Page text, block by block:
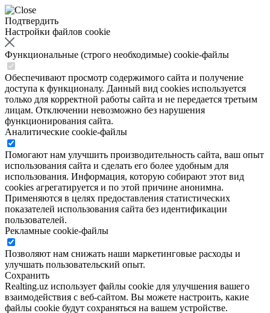
Подтвердить
Настройки файлов cookie
Функциональные (строго необходимые) cookie-файлы
Обеспечивают просмотр содержимого сайта и получение
доступа к функционалу. Данный вид cookies используется
только для корректной работы сайта и не передается третьим
лицам. Отключении невозможно без нарушения
функционирования сайта.
Аналитические cookie-файлы
Помогают нам улучшить производительность сайта, ваш опыт
использования сайта и сделать его более удобным для
использования. Информация, которую собирают этот вид
cookies агрегатируется и по этой причине анонимна.
Применяются в целях предоставления статистических
показателей использования сайта без идентификации
пользователей.
Рекламные cookie-файлы
Позволяют нам снижать наши маркетинговые расходы и
улучшать пользовательский опыт.
Сохранить
Realting.uz использует файлы cookie для улучшения вашего
взаимодействия с веб-сайтом. Вы можете настроить, какие
файлы cookie будут сохраняться на вашем устройстве.